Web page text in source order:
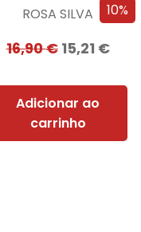
10%
ROSA SILVA
16,90€ 15,21 €
Adicionar ao
carrinho